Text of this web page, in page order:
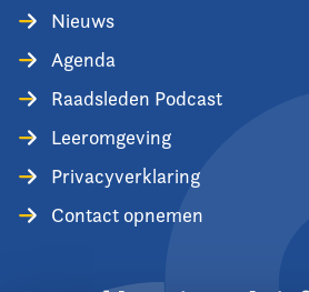
Nieuws
Agenda
Raadsleden Podcast
Leeromgeving
Privacyverklaring
Contact opnemen